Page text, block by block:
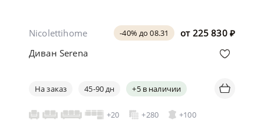
от 225 830 ₽
-40% до 08.31
Nicolettihome
Диван Serena
На заказ 45-90 дн +5 в наличии
+20 +280 +100